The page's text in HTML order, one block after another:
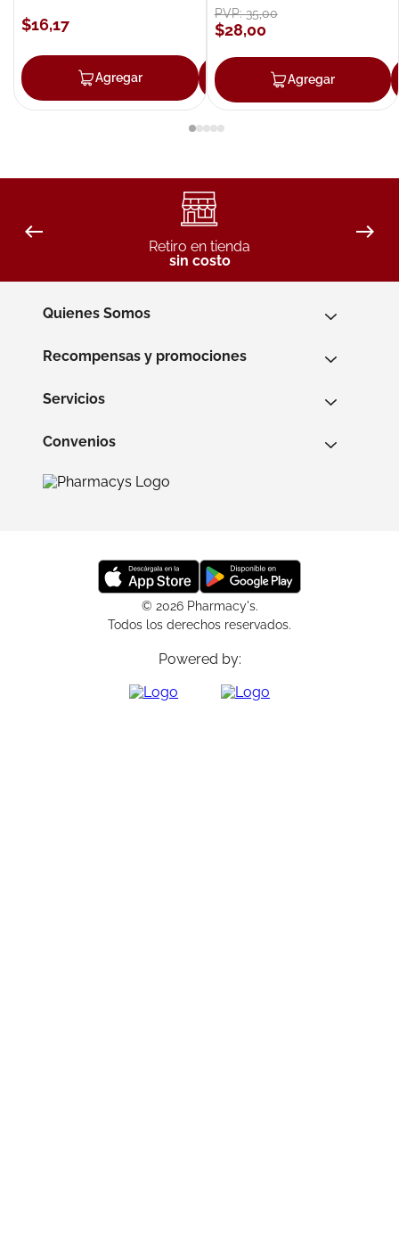
$16,17
Agregar Agregar
PVP:35,00
$28,00
Agregar
Retiro en tienda
sin costo
Quienes Somos
Recompensas y promociones
Servicios
Convenios
© 2026 Pharmacy's.
Todos los derechos reservados.
Powered by: